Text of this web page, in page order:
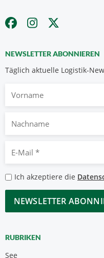
NEWSLETTER ABONNIEREN
Täglich aktuelle Logistik-
Nachname
Mail
*
*
Ich akzeptiere die
CAPTCHA
RUBRIKEN
See